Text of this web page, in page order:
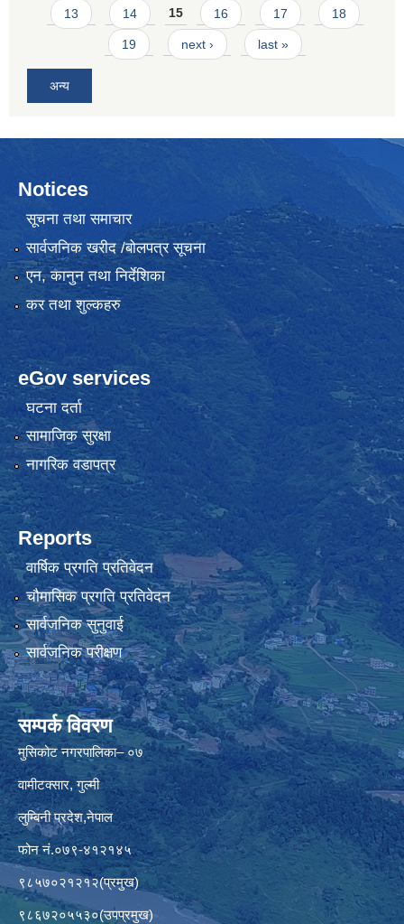
13 14 15 16 17 18
19 next › last »
अन्य
Notices
सूचना तथा समाचार
सार्वजनिक खरीद /बोलपत्र सूचना
एन, कानुन तथा निर्देशिका
कर तथा शुल्कहरु
eGov services
घटना दर्ता
सामाजिक सुरक्षा
नागरिक वडापत्र
Reports
वार्षिक प्रगति प्रतिवेदन
चौमासिक प्रगति प्रतिवेदन
सार्वजनिक सुनुवाई
सार्वजनिक परीक्षण
सम्पर्क विवरण
मुसिकोट नगरपालिका– ०७
वामीटक्सार, गुल्मी
लुम्बिनी प्रदेश,नेपाल
फोन नं.०७९-४१२१४५
९८५७०२१२१२(प्रमुख)
९८६७२०५५३०(उपप्रमुख)